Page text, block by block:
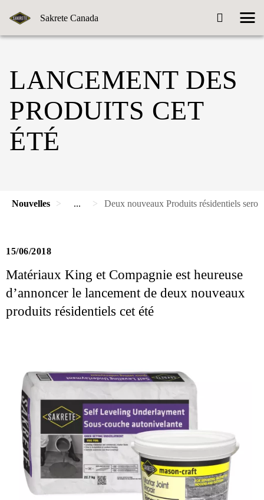
Sakrete Canada
LANCEMENT DES
PRODUITS CET
ÉTÉ
Nouvelles ... Deux nouveaux Produits résidentiels
15/06/2018
Matériaux King et Compagnie est heureuse
d’annoncer le lancement de deux nouveaux
produits résidentiels cet été